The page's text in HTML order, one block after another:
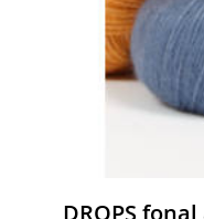
DROPS